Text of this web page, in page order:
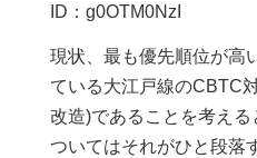
ID：g0OTM0NzI
現状、最も優先順位が高
ている大江戸線のCBTC
改造)であることを考え
ついてはそれがひと段落